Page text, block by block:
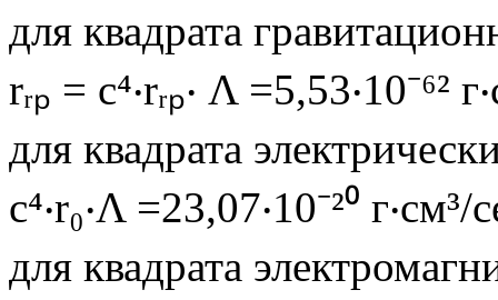
для квадрата
rᵣₚ = с⁴‧rᵣₚ‧ Λ =5,53‧10⁻⁶²
для квадрата
с⁴‧r₀‧Λ =23,07‧10⁻²⁰ г‧см³/
для квадрата